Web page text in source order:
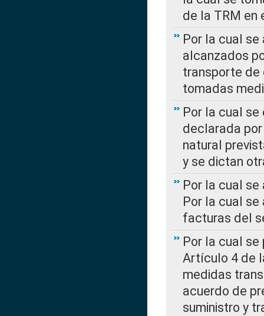
de la TRM en
Por la cual
alcanzados
transporte de
tomadas
Por la cual
declarada
natural
y se dictan
Por la cual se
Por la cual
facturas del
Por la cual
Artículo 4 de
medidas
acuerdo de
suministro y